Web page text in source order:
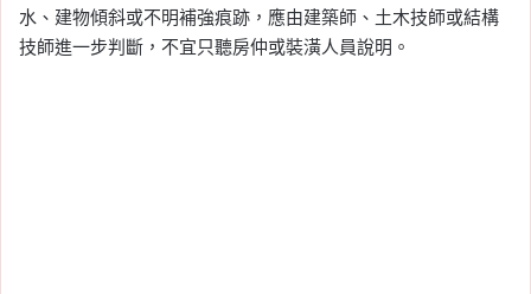
水、建物傾斜或不明補強痕跡，應由建築師、土木技師或結構
技師進一步判斷，不宜只聽房仲或裝潢人員說明。